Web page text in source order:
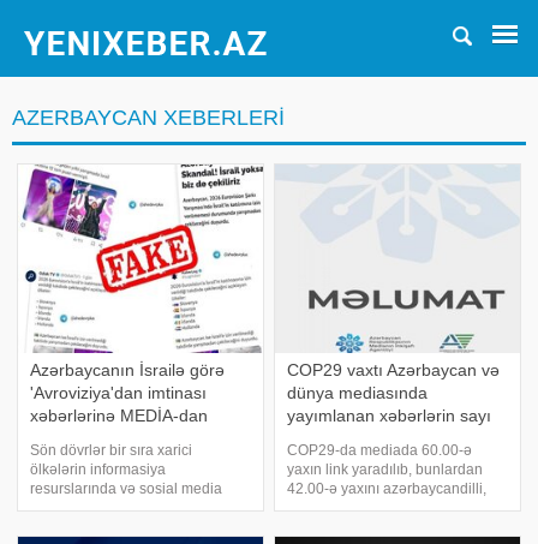
AZERBAYCAN XEBERLERI
Azərbaycanın İsrailə görə
'Avroviziya'dan imtinası
xəbərlərinə MEDİA-dan
Sön dövrlər bir sıra xarici
ölkələrin informasiya
resurslarında və sosial media
seqmentlərində Azərbaycana
COP29 vaxtı Azərbaycan və
dünya mediasında
yayımlanan xəbərlərin sayı
COP29-da mediada 60.00-ə
yaxın link yaradılıb, bunlardan
42.00-ə yaxını azərbaycandilli,
10.600-dən çoxu rusdilli, 7.300-ə